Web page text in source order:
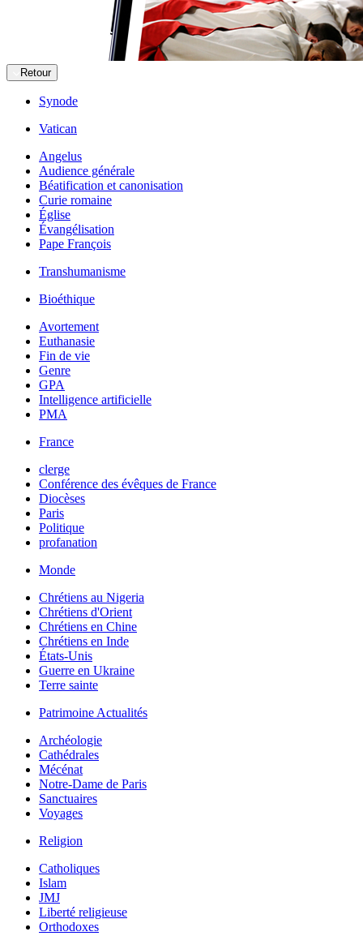
Retour
Synode
Vatican
Angelus
Audience générale
Béatification et canonisation
Curie romaine
Église
Évangélisation
Pape François
Transhumanisme
Bioéthique
Avortement
Euthanasie
Fin de vie
Genre
GPA
Intelligence artificielle
PMA
France
clerge
Conférence des évêques de France
Diocèses
Paris
Politique
profanation
Monde
Chrétiens au Nigeria
Chrétiens d'Orient
Chrétiens en Chine
Chrétiens en Inde
États-Unis
Guerre en Ukraine
Terre sainte
Patrimoine Actualités
Archéologie
Cathédrales
Mécénat
Notre-Dame de Paris
Sanctuaires
Voyages
Religion
Catholiques
Islam
JMJ
Liberté religieuse
Orthodoxes